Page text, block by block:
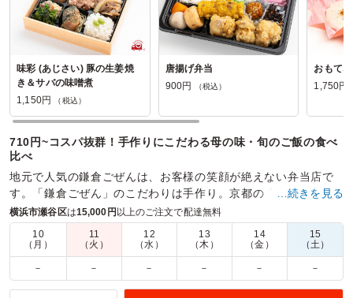
味彩 (あじさい) 豚の生姜焼
き＆サバの味噌煮
1,150円
（税込）
唐揚げ弁当
900円
（税込）
おもて
1,750円
710円~コスパ抜群！手作りにこだわる母の味・旬のご飯の食べ
比べ
地元で人気の鎌倉ごぜんは、お客様の笑顔が絶えない弁当店で
す。「鎌倉ごぜん」のこだわりは手作り。京都の「おばんざ
い」を思わせるメインや副菜の数々を真心こめてお届けしま
す。
商品数： 締切日時： 1日前13:00 価格帯：
900円～2,000円
配達時間：
9:30～18:00
…続きを見る
横浜市瀬谷区は15,000円 以上のご注文で配達無料
10
（月）
11
（火）
12
（水）
13
（木）
14
（金）
15
（土）
－ － － － － －